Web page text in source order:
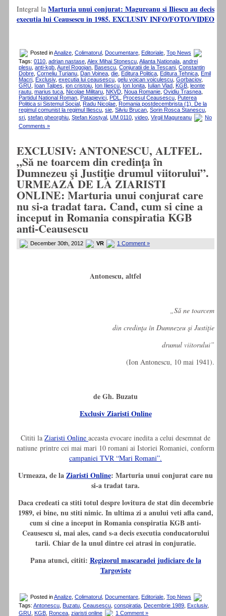
Integral la Marturia unui conjurat: Magureanu si Iliescu au decis
executia lui Ceausescu in 1985. EXCLUSIV INFO/FOTO/VIDEO
Posted inAnalize Colimatorul Documentare Editoriale Top News
Tags: 0110 adrian nastase Alex Mihai Stonescu Alianta Nationala andrei
plesu anti-kgb Aurel Rogojan Basescu Conjuratii de la Tescani Constantin
Dobre Corneliu Turianu Dan Voinea die Editura Politica Editura Tehnica Emil
Macri Exclusiv, executia lui ceausescu gelu voican voiculescu Gorbaciov,
GRU Ioan Talpes ion cristoiu Ion Iliescu Ion Ionita Iulian Vlad KGB leonte
rautu marius tuca Nicolae Militaru NKVD Noua Romanie Ovidiu Trasnea
Partidul National Roman Patapievici PDL Procesul Ceausescu Puterea
Politica si Sistemul Social Radu Nicolae Romania postdecembrista (1). De la
regimul comunist la regimul Iliescu sie Silviu Brucan Sorin Rosca Stanescu
sri stefan gheorghiu Ştefan Kostyal UM 0110 video Virgil Magureanu
No
Comments »
EXCLUSIV: ANTONESCU, ALTFEL.
„Să ne toarcem din credinţa în
Dumnezeu şi Justiţie drumul viitorului”.
URMEAZA DE LA ZIARISTI
ONLINE: Marturia unui conjurat care
nu si-a tradat tara. Cand, cum si cine a
inceput in Romania conspiratia KGB
anti-Ceausescu
December 30th, 2012 VR 1 Comment »
Antonescu, altfel
„Să ne toarcem
din credinţa în Dumnezeu şi Justiţie
drumul viitorului”
(Ion Antonescu, 10 mai 1941).
deGh. Buzatu
Exclusiv Ziaristi Online
Cititi la Ziaristi Online aceasta evocare inedita a celui desemnat de
natiune printre cei mai mari 10 romani ai Istoriei Romaniei, conform
campaniei TVR “Mari Romani”.
Urmeaza, de laZiaristi Online: Marturia unui conjurat care nu
si-a tradat tara.
Daca credeati ca stiti totul despre lovitura de stat din decembrie
1989, ei bine, nu stiti nimic. In ultima zi a anului veti afla cand,
cum si cine a inceput in Romania conspiratia KGB anti-
Ceausescu si, mai ales, cand s-a decis executia conducatorului
tarii. Chiar de la unul dintre cei atrasi in conjuratie.
Pana atunci, cititi: Regizorul mascaradei judiciare de la
Targoviste
Posted inAnalize Colimatorul Documentare Editoriale Top News
Tags: Antonescu Buzatu Ceausescu conspiratia Decembrie 1989 Exclusiv,
GRU KGB Roncea ziaristi online 1 Comment »